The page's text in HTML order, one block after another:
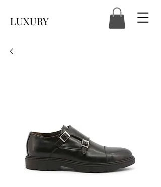
LUXURY